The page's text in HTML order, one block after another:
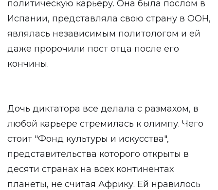
политическую карьеру. Она была послом в
Испании, представляла свою страну в ООН,
являлась независимым политологом и ей
даже пророчили пост отца после его
кончины.
Дочь диктатора все делала с размахом, в
любой карьере стремилась к олимпу. Чего
стоит "Фонд культуры и искусства",
представительства которого открыты в
десяти странах на всех континентах
планеты, не считая Африку. Ей нравилось